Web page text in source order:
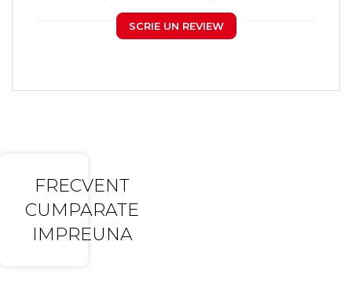
SCRIE UN REVIEW
FRECVENT
CUMPARATE
IMPREUNA